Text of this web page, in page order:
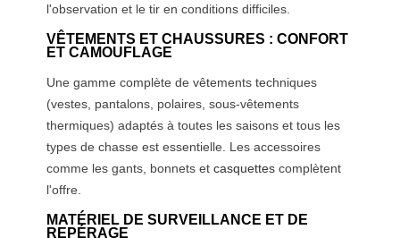
l'observation et le tir en conditions difficiles.
VÊTEMENTS ET CHAUSSURES : CONFORT
ET CAMOUFLAGE
Une gamme complète de vêtements techniques
(vestes, pantalons, polaires, sous-vêtements
thermiques) adaptés à toutes les saisons et tous les
types de chasse est essentielle. Les accessoires
comme les gants, bonnets etcasquettes complètent
l'offre.
MATÉRIEL DE SURVEILLANCE ET DE
REPÉRAGE